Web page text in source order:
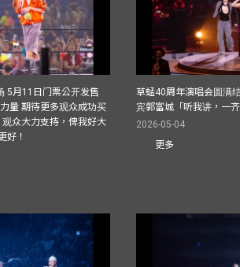
5月11日门票公开发售
量 期待更多观众成功买
众大力支持，俾我好大
好！
草蜢40周年演唱会圆满
宾郭富城「听我讲，一
2026-05-04
更多